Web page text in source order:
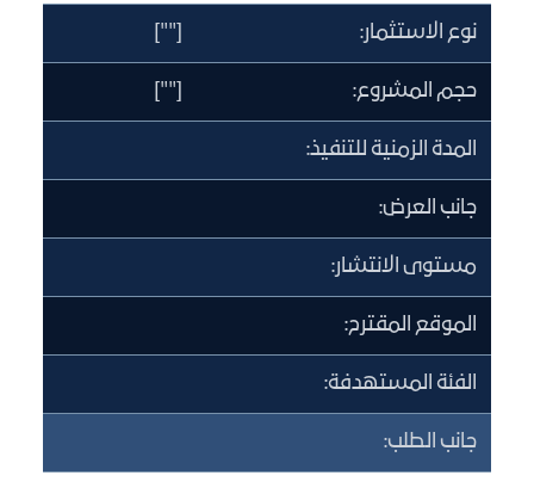
نوع الاستثمار: [""]
حجم المشروع: [""]
المدة الزمنية للتنفيذ:
جانب العرض:
مستوى الانتشار:
الموقع المقترح:
الفئة المستهدفة:
جانب الطلب: